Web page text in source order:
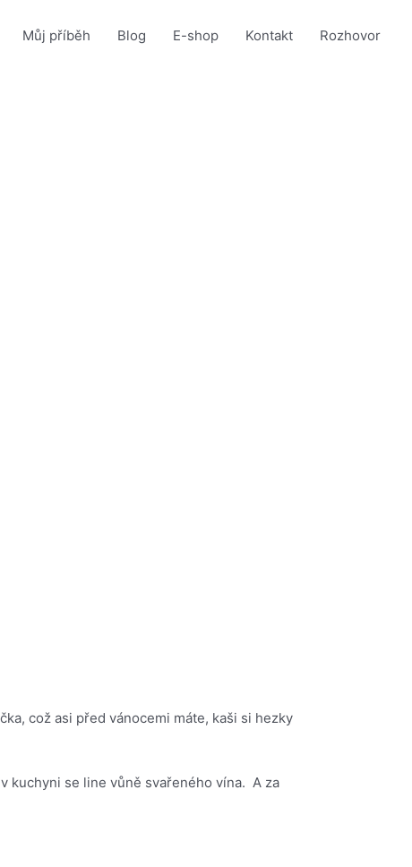
Můj příběh Blog E-shop Kontakt Rozhovor
což asi před vánocemi máte, kaši si hezky
kuchyni se line vůně svařeného vína. A za